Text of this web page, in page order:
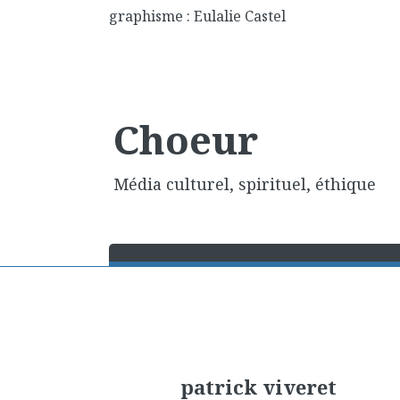
graphisme : Eulalie Castel
Choeur
Média culturel, spirituel, éthique
patrick viveret